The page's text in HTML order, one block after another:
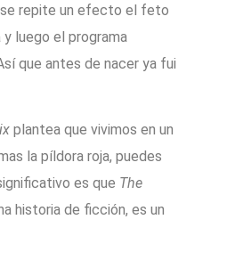
se repite un efecto el feto
luego el programa
que antes de nacer ya fui
plantea que vivimos en un
la píldora roja, puedes
es que The
historia de ficción, es un